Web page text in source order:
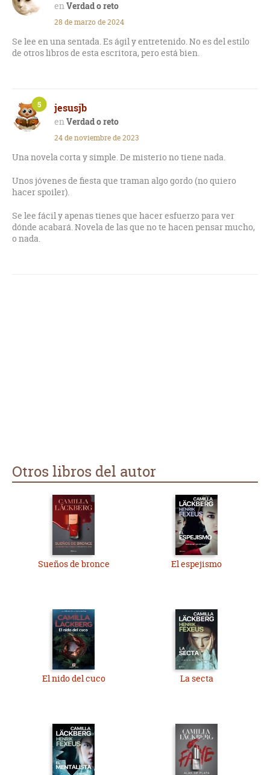
Verdad o reto
28 de marzo de 2024
Se lee en una sentada. Es ágil y entretenido. No es del estilo
de otros libros de esta escritora, pero está bien.
jesusjb
Verdad o reto
5
24 de noviembre de 2023
Una novela corta y simple. De misterio no tiene nada.
Unos jóvenes de fiesta que traman algo gordo (no quiero
hacer spoiler).
Se lee fácil y apenas tienes que hacer esfuerzo para ver
dónde acabará. Novela de las que no te hacen pensar mucho,
o nada.
Otros libros del autor
Sueños de bronce El espejismo
El nido del cuco La secta